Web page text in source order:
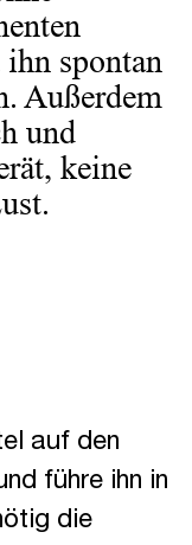
spontan
Außerdem
und
keine
auf den
führe ihn in
die